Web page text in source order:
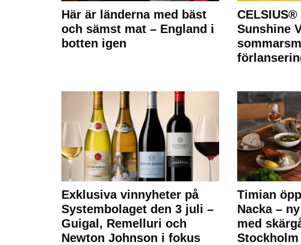
Här är länderna med bäst
och sämst mat – England i
botten igen
Sunshine
Exklusiva vinnyheter på
Systembolaget den 3 juli –
Guigal, Remelluri och
Newton Johnson i fokus
Timian
Nacka –
med
Stockholm